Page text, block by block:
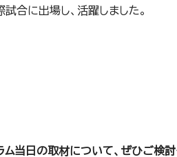
合に出場し、活躍しました。
当日の取材について、ぜひご検